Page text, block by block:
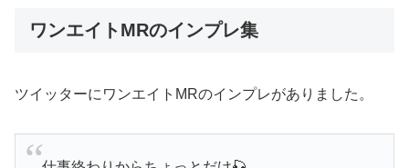
ワンエイトMRのインプレ集
ツイッターにワンエイトMRのインプレがありました。